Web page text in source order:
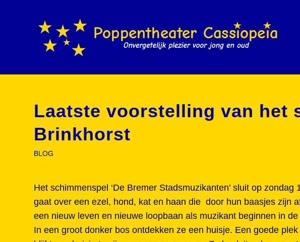
Laatste voorstelling van het
Brinkhorst
BLOG
Het schimmenspel ‘De Bremer Stadsmuzikanten’ sluit op
gaat over een ezel, hond, kat en haan die door hun baasjes zijn
een nieuw leven en nieuwe loopbaan als muzikant beginnen in
In een groot donker bos ontdekken ze een huisje. Een goede